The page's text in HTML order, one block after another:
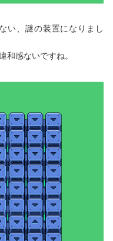
い、謎の装置になりまし
和感ないですね。